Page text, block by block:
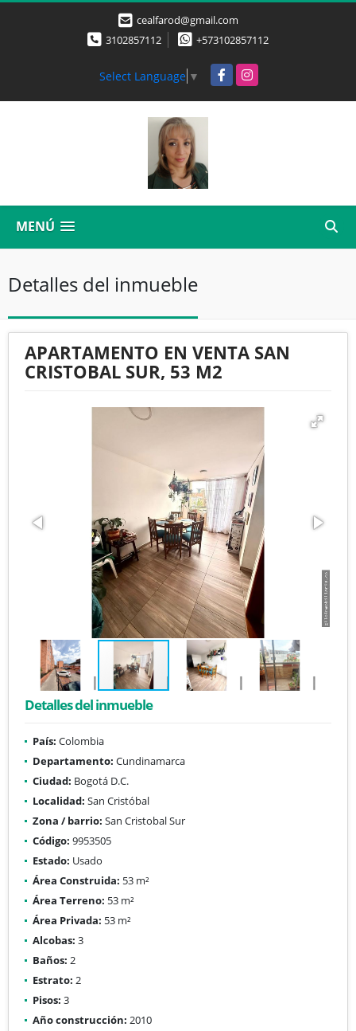
cealfarod@gmail.com
3102857112
+573102857112
Select Language ▼ FacebookInstagram
MENÚ
Detalles del inmueble
APARTAMENTO EN VENTA SAN
CRISTOBAL SUR, 53 M2
Detalles del inmueble
País: Colombia
Departamento: Cundinamarca
Ciudad: Bogotá D.C.
Localidad: San Cristóbal
Zona / barrio: San Cristobal Sur
Código: 9953505
Estado: Usado
Área Construida: 53 m²
Área Terreno: 53 m²
Área Privada: 53 m²
Alcobas: 3
Baños: 2
Estrato: 2
Pisos: 3
Año construcción: 2010